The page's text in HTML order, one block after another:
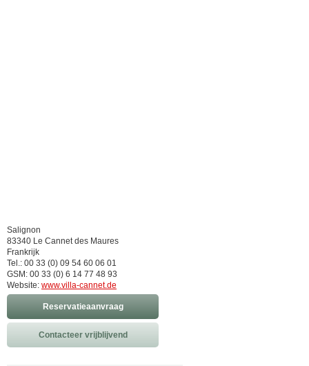
Salignon
83340 Le Cannet des Maures
Frankrijk
Tel.: 00 33 (0) 09 54 60 06 01
GSM: 00 33 (0) 6 14 77 48 93
Website: www.villa-cannet.de
Reservatieaanvraag
Contacteer vrijblijvend